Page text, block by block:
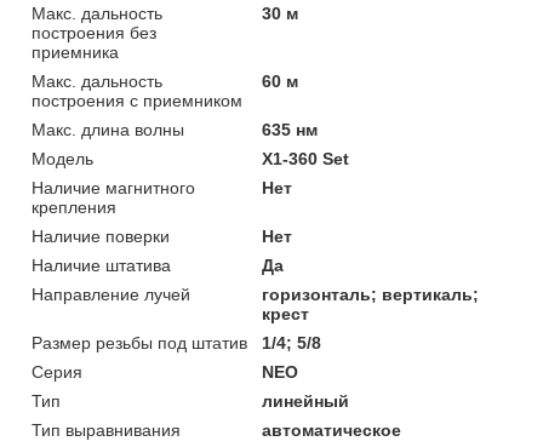
Макс. дальность
построения без
приемника
30 м
Макс. дальность
построения с приемником
60 м
Макс. длина волны
635 нм
Модель
X1-360 Set
Наличие магнитного
крепления
Нет
Наличие поверки
Нет
Наличие штатива
Да
Направление лучей
горизонталь; вертикаль;
крест
Размер резьбы под штатив
1/4; 5/8
Серия
NEO
Тип
линейный
Тип выравнивания
автоматическое